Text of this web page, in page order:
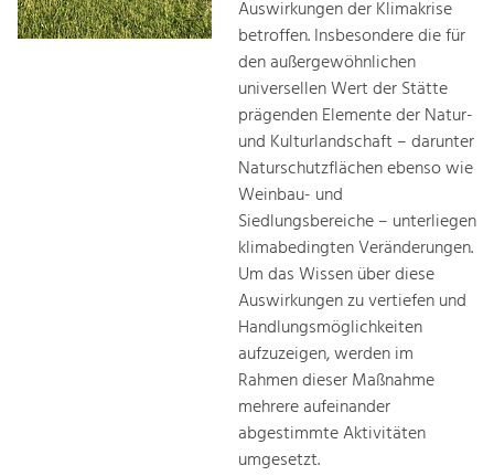
Auswirkungen der Klimakrise
betroffen. Insbesondere die für
den außergewöhnlichen
universellen Wert der Stätte
prägenden Elemente der Natur-
und Kulturlandschaft – darunter
Naturschutzflächen ebenso wie
Weinbau- und
Siedlungsbereiche – unterliegen
klimabedingten Veränderungen.
Um das Wissen über diese
Auswirkungen zu vertiefen und
Handlungsmöglichkeiten
aufzuzeigen, werden im
Rahmen dieser Maßnahme
mehrere aufeinander
abgestimmte Aktivitäten
umgesetzt.